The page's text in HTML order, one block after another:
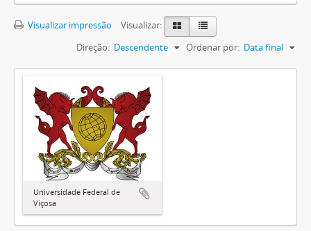
Visualizar impressão
Visualizar:
Ordenar por: Data final
Direção: Descendente
Universidade Federal de
Viçosa